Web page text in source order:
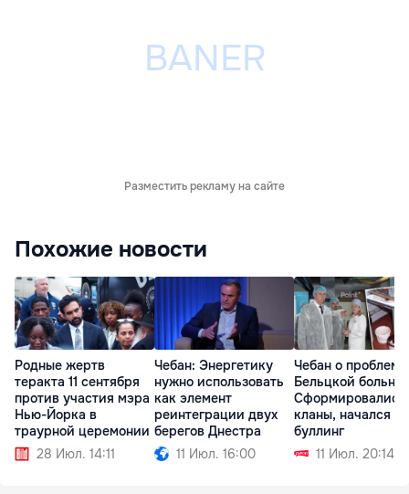
Разместить рекламу на сайте
Похожие новости
Родные жертв
теракта 11 сентября
против участия мэра
Нью-Йорка в
траурной церемонии
28 Июл. 14:11
Чебан: Энергетику
нужно использовать
как элемент
реинтеграции двух
берегов Днестра
11 Июл. 16:00
Чебан о
Бельцкой
Сформировались
кланы, начался
буллинг
11 Июл. 20:14